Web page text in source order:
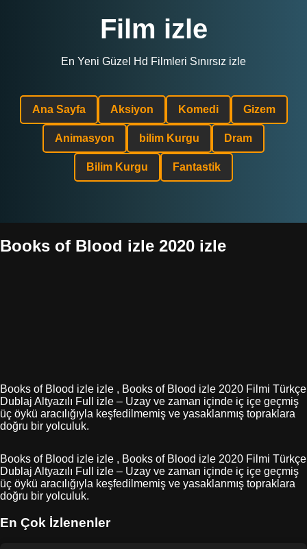
Film izle
En Yeni Güzel Hd Filmleri Sınırsız izle
Ana Sayfa Aksiyon Komedi Gizem
Animasyon bilim Kurgu Dram
Bilim Kurgu Fantastik
Books of Blood izle 2020 izle
Books of Blood izle izle , Books of Blood izle 2020 Filmi Türkçe
Dublaj Altyazılı Full izle – Uzay ve zaman içinde iç içe geçmiş
üç öykü aracılığıyla keşfedilmemiş ve yasaklanmış topraklara
doğru bir yolculuk.
Books of Blood izle izle , Books of Blood izle 2020 Filmi Türkçe
Dublaj Altyazılı Full izle – Uzay ve zaman içinde iç içe geçmiş
üç öykü aracılığıyla keşfedilmemiş ve yasaklanmış topraklara
doğru bir yolculuk.
En Çok İzlenenler